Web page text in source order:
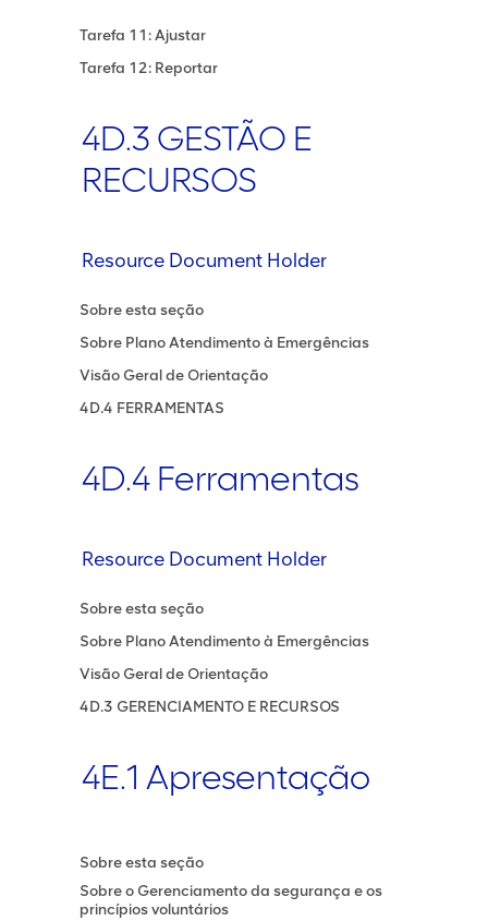
Tarefa 11: Ajustar
Tarefa 12: Reportar
4D.3 GESTÃO E
RECURSOS
Resource Document Holder
Sobre esta seção
Sobre Plano Atendimento à Emergências
Visão Geral de Orientação
4D.4 FERRAMENTAS
4D.4 Ferramentas
Resource Document Holder
Sobre esta seção
Sobre Plano Atendimento à Emergências
Visão Geral de Orientação
4D.3 GERENCIAMENTO E RECURSOS
4E.1 Apresentação
Sobre esta seção
Sobre o Gerenciamento da segurança e os
princípios voluntários